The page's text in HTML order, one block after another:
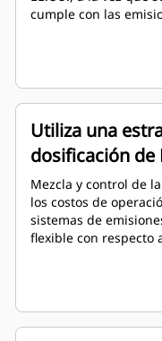
cumple con las
Utiliza una
dosificación de
Fluid, Fluido
Diésel)
cerrado
Mezcla y control de
los costos de
sistemas de
flexible con respecto